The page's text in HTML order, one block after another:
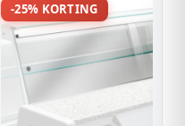
-25% KORTING